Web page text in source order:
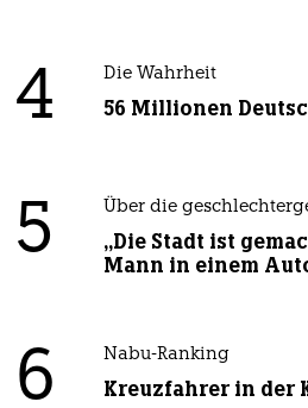
4 Die Wahrheit
56 Millionen
5 Über die
„Die Stadt ist
Mann in einem
6 Nabu-Ranking
Kreuzfahrer in der